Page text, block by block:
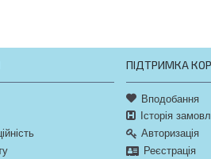
ПІДТРИМКА
Вподобання
Історія
Авторизація
Реєстрація